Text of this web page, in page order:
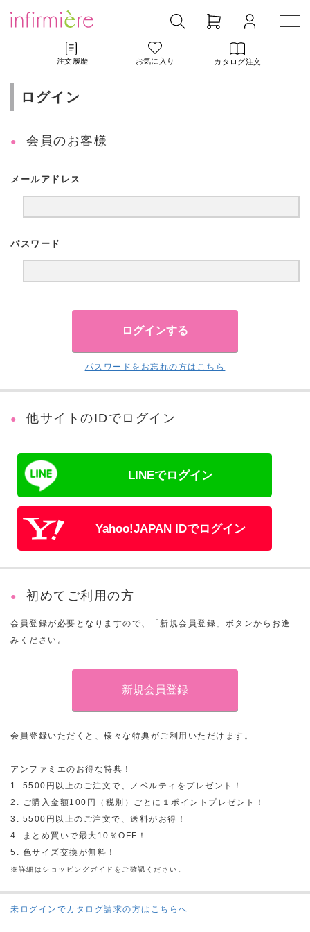
注文履歴 お気に入り カタログ注文
ログイン
会員のお客様
メールアドレス
パスワード
パスワードをお忘れの方はこちら
他サイトのIDでログイン
LINEでログイン
Yahoo!JAPAN IDでログイン
初めてご利用の方
会員登録が必要となりますので、「新規会員登録」ボタンからお進
みください。
会員登録いただくと、様々な特典がご利用いただけます。
アンファミエのお得な特典！
1. 5500円以上のご注文で、ノベルティをプレゼント！
2. ご購入金額100円（税別）ごとに１ポイントプレゼント！
3. 5500円以上のご注文で、送料がお得！
4. まとめ買いで最大10％OFF！
5. 色サイズ交換が無料！
※詳細はショッピングガイドをご確認ください。
未ログインでカタログ請求の方はこちらへ